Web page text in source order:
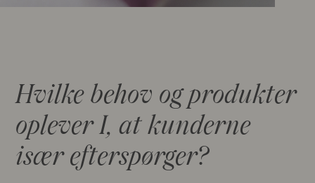
Hvilke behov og produkter
oplever I, at kunderne
især efterspørger?